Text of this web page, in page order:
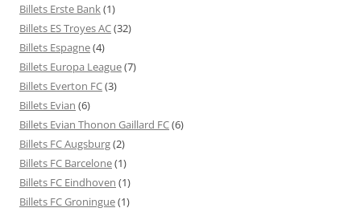
Billets Erste Bank(1)
Billets ES Troyes AC(32)
Billets Espagne(4)
Billets Europa League(7)
Billets Everton FC(3)
Billets Evian (6)
Billets Evian Thonon Gaillard FC(6)
Billets FC Augsburg(2)
Billets FC Barcelone(1)
Billets FC Eindhoven (1)
Billets FC Groningue(1)